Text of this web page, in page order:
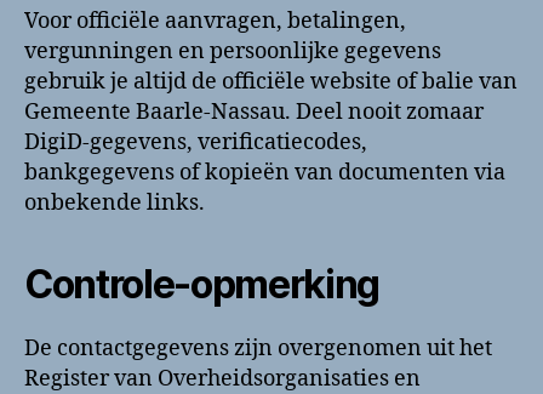
Voor officiële aanvragen, betalingen,
vergunningen en persoonlijke gegevens
gebruik je altijd de officiële website of balie van
Gemeente Baarle-Nassau. Deel nooit zomaar
DigiD-gegevens, verificatiecodes,
bankgegevens of kopieën van documenten via
onbekende links.
Controle-opmerking
De contactgegevens zijn overgenomen uit het
Register van Overheidsorganisaties en